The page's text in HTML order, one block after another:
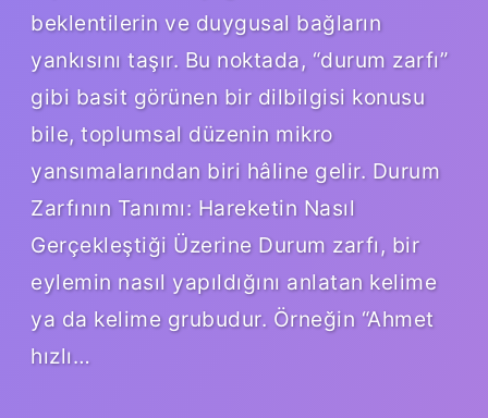
beklentilerin ve duygusal bağların
yankısını taşır. Bu noktada, “durum zarfı”
gibi basit görünen bir dilbilgisi konusu
bile, toplumsal düzenin mikro
yansımalarından biri hâline gelir. Durum
Zarfının Tanımı: Hareketin Nasıl
Gerçekleştiği Üzerine Durum zarfı, bir
eylemin nasıl yapıldığını anlatan kelime
ya da kelime grubudur. Örneğin “Ahmet
hızlı…